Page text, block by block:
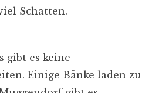
Schatten.
gibt es keine
Einige Bänke laden zu